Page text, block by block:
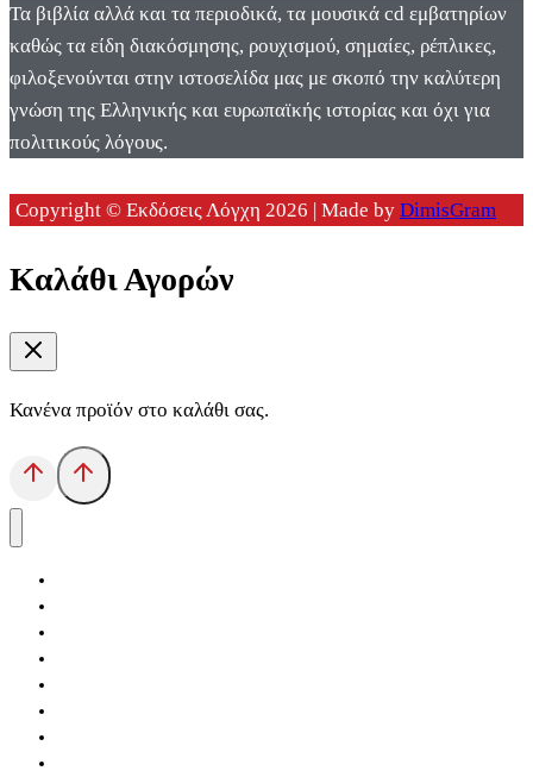
Τα βιβλία αλλά και τα περιοδικά, τα μουσικά cd εμβατηρίων
καθώς τα είδη διακόσμησης, ρουχισμού, σημαίες, ρέπλικες,
φιλοξενούνται στην ιστοσελίδα μας με σκοπό την καλύτερη
γνώση της Ελληνικής και ευρωπαϊκής ιστορίας και όχι για
πολιτικούς λόγους.
Copyright © Εκδόσεις Λόγχη 2026 | Made by DimisGram
Καλάθι Αγορών
Κανένα προϊόν στο καλάθι σας.